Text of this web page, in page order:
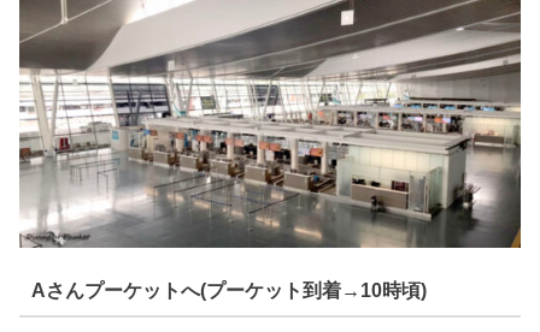
Aさんプーケットへ(プーケット到着→10時頃)